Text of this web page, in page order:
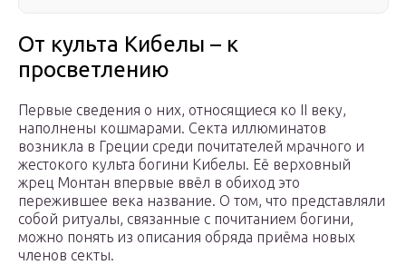
От культа Кибелы – к
просветлению
Первые сведения о них, относящиеся ко II веку,
наполнены кошмарами. Секта иллюминатов
возникла в Греции среди почитателей мрачного и
жестокого культа богини Кибелы. Её верховный
жрец Монтан впервые ввёл в обиход это
пережившее века название. О том, что представляли
собой ритуалы, связанные с почитанием богини,
можно понять из описания обряда приёма новых
членов секты.